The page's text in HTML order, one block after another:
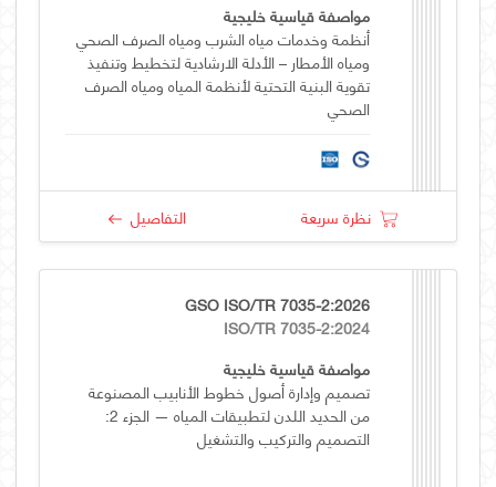
مواصفة قياسية خليجية
أنظمة وخدمات مياه الشرب ومياه الصرف الصحي
ومياه الأمطار – الأدلة الارشادية لتخطيط وتنفيذ
تقوية البنية التحتية لأنظمة المياه ومياه الصرف
الصحي
نظرة سريعة التفاصيل
GSO ISO/TR 7035-2:2026
ISO/TR 7035-2:2024
مواصفة قياسية خليجية
تصميم وإدارة أصول خطوط الأنابيب المصنوعة
من الحديد اللدن لتطبيقات المياه — الجزء 2:
التصميم والتركيب والتشغيل